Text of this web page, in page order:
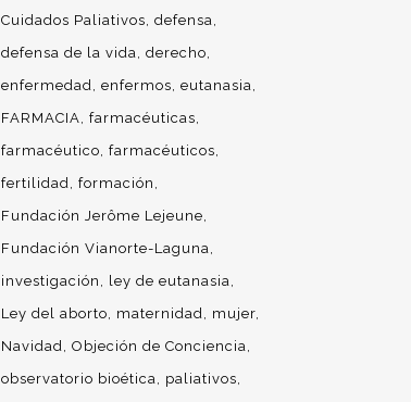
Cuidados Paliativos defensa
defensa de la vida derecho
enfermedad enfermos eutanasia
FARMACIA farmacéuticas
farmacéutico farmacéuticos
fertilidad formación
Fundación Jerôme Lejeune
Fundación Vianorte-Laguna
investigación
ley de eutanasia
Ley del aborto
maternidad
mujer
Navidad Objeción de Conciencia
observatorio bioética
paliativos